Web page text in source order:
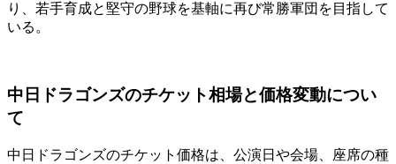
り、若手育成と堅守の野球を基軸に再び常勝軍団を目指して
いる。
中日ドラゴンズのチケット相場と価格変動につい
て
中日ドラゴンズのチケット価格は、公演日や会場、座席の種